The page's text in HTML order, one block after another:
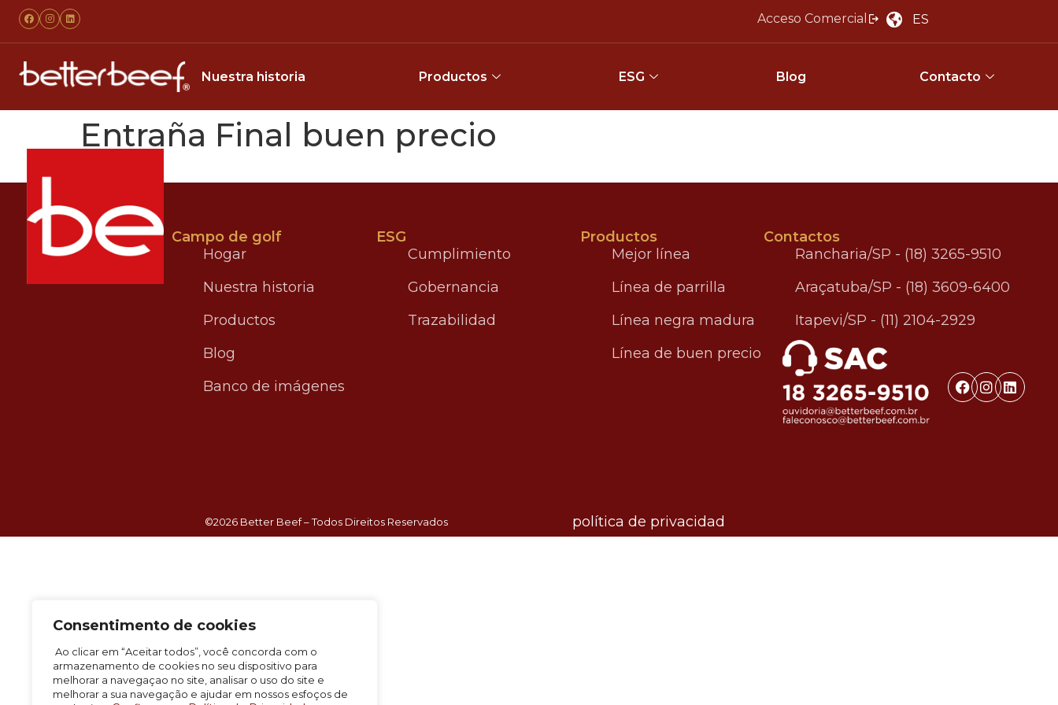
Consentimento de cookies
Ao clicar em “Aceitar todos”, você concorda com o
armazenamento de cookies no seu dispositivo para
melhorar a navegaçao no site, analisar o uso do site e
melhorar a sua navegação e ajudar em nossos esfoços de
Acceso Comercial ES
Nuestra historia Productos ESG Blog Contacto
Entraña Final buen precio
Campo de golf
Hogar
Nuestra historia
Productos
Blog
Banco de imágenes
ESG
Cumplimiento
Gobernancia
Trazabilidad
Productos
Mejor línea
Línea de parrilla
Línea negra madura
Línea de buen precio
Contactos
Rancharia/SP - (18) 3265-9510
Araçatuba/SP - (18) 3609-6400
Itapevi/SP - (11) 2104-2929
©2026 Better Beef – Todos Direitos Reservados política de privacidad